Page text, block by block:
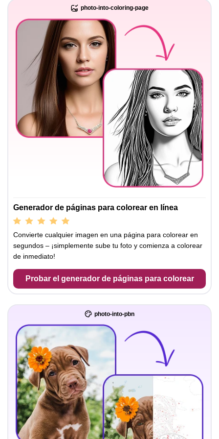
photo-into-coloring-page
Generador de páginas para colorear en línea
Convierte cualquier imagen en una página para colorear en
segundos – ¡simplemente sube tu foto y comienza a colorear
de inmediato!
Probar el generador de páginas para colorear
photo-into-pbn